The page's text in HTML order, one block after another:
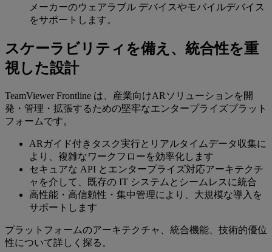
メーカーのウェアラブル デバイスやモバイルデバイス
をサポートします。
スケーラビリティを備え、統合性を重
視した設計
TeamViewer Frontline は、産業向けARソリューションを開
発・管理・拡張するための堅牢なエンタープライズプラット
フォームです。
ARガイド付きタスク実行とリアルタイムデータ収集に
より、複雑なワークフローを効率化します
セキュアな API とエンタープライズ対応アーキテクチ
ャを介して、既存の IT システムとシームレスに統合
高性能・高信頼性・集中管理により、大規模な導入を
サポートします
プラットフォームのアーキテクチャ、統合機能、技術的優位
性について詳しく探る。